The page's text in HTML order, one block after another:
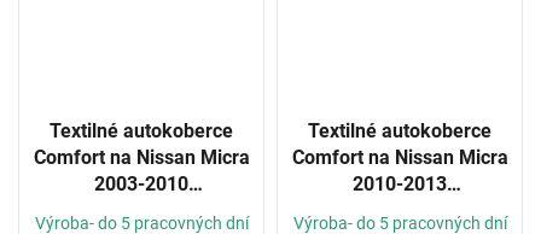
Textilné autokoberce
Comfort na Nissan Micra
2003-2010
Výroba- do 5 pracovných dní
Textilné autokoberce
Comfort na Nissan Micra
2010-2013
Výroba- do 5 pracovných dní